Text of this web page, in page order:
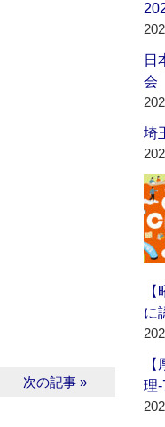
次の記事 »
日
会
埼
に
理